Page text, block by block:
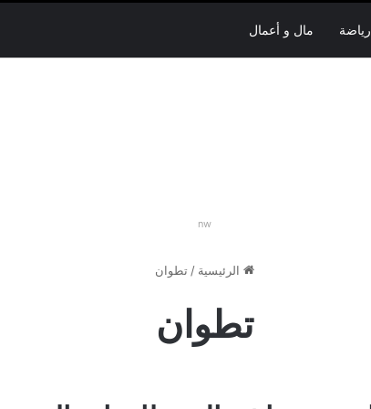
رياضة مال و أعمال
nw
الرئيسية / تطوان
تطوان